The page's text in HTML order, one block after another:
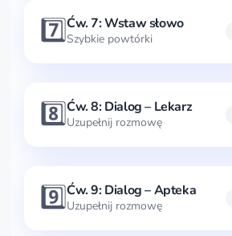
7️⃣Ćw. 7: Wstaw słowo
Szybkie powtórki
8️⃣Ćw. 8: Dialog – Lekarz
Uzupełnij rozmowę
9️⃣Ćw. 9: Dialog – Apteka
Uzupełnij rozmowę